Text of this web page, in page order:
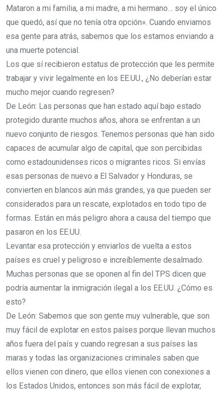
Mataron a mi familia, a mi madre, a mi hermano… soy el único
que quedó, así que no tenía otra opción». Cuando enviamos
esa gente para atrás, sabemos que los estamos enviando a
una muerte potencial.
Los que sí recibieron estatus de protección que les permite
trabajar y vivir legalmente en los EE.UU., ¿No deberían estar
mucho mejor cuando regresen?
De León: Las personas que han estado aquí bajo estado
protegido durante muchos años, ahora se enfrentan a un
nuevo conjunto de riesgos. Tenemos personas que han sido
capaces de acumular algo de capital, que son percibidas
como estadounidenses ricos o migrantes ricos. Si envías
esas personas de nuevo a El Salvador y Honduras, se
convierten en blancos aún más grandes, ya que pueden ser
considerados para un rescate, explotados en todo tipo de
formas. Están en más peligro ahora a causa del tiempo que
pasaron en los EE.UU.
Levantar esa protección y enviarlos de vuelta a estos
países es cruel y peligroso e increíblemente desalmado.
Muchas personas que se oponen al fin del TPS dicen que
podría aumentar la inmigración ilegal a los EE.UU. ¿Cómo es
esto?
De León: Sabemos que son gente muy vulnerable, que son
muy fácil de explotar en estos países porque llevan muchos
años fuera del país y cuando regresan a sus países las
maras y todas las organizaciones criminales saben que
ellos vienen con dinero, que ellos vienen con conexiones a
los Estados Unidos, entonces son más fácil de explotar,